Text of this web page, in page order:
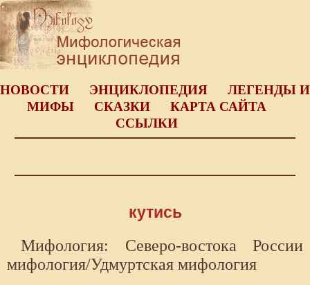
НОВОСТИ ЭНЦИКЛОПЕДИЯ
ЛЕГЕНДЫ И
МИФЫ
СКАЗКИ
КАРТА САЙТА
ССЫЛКИ
кутись
Мифология: Северо-востока России
мифология/Удмуртская мифология